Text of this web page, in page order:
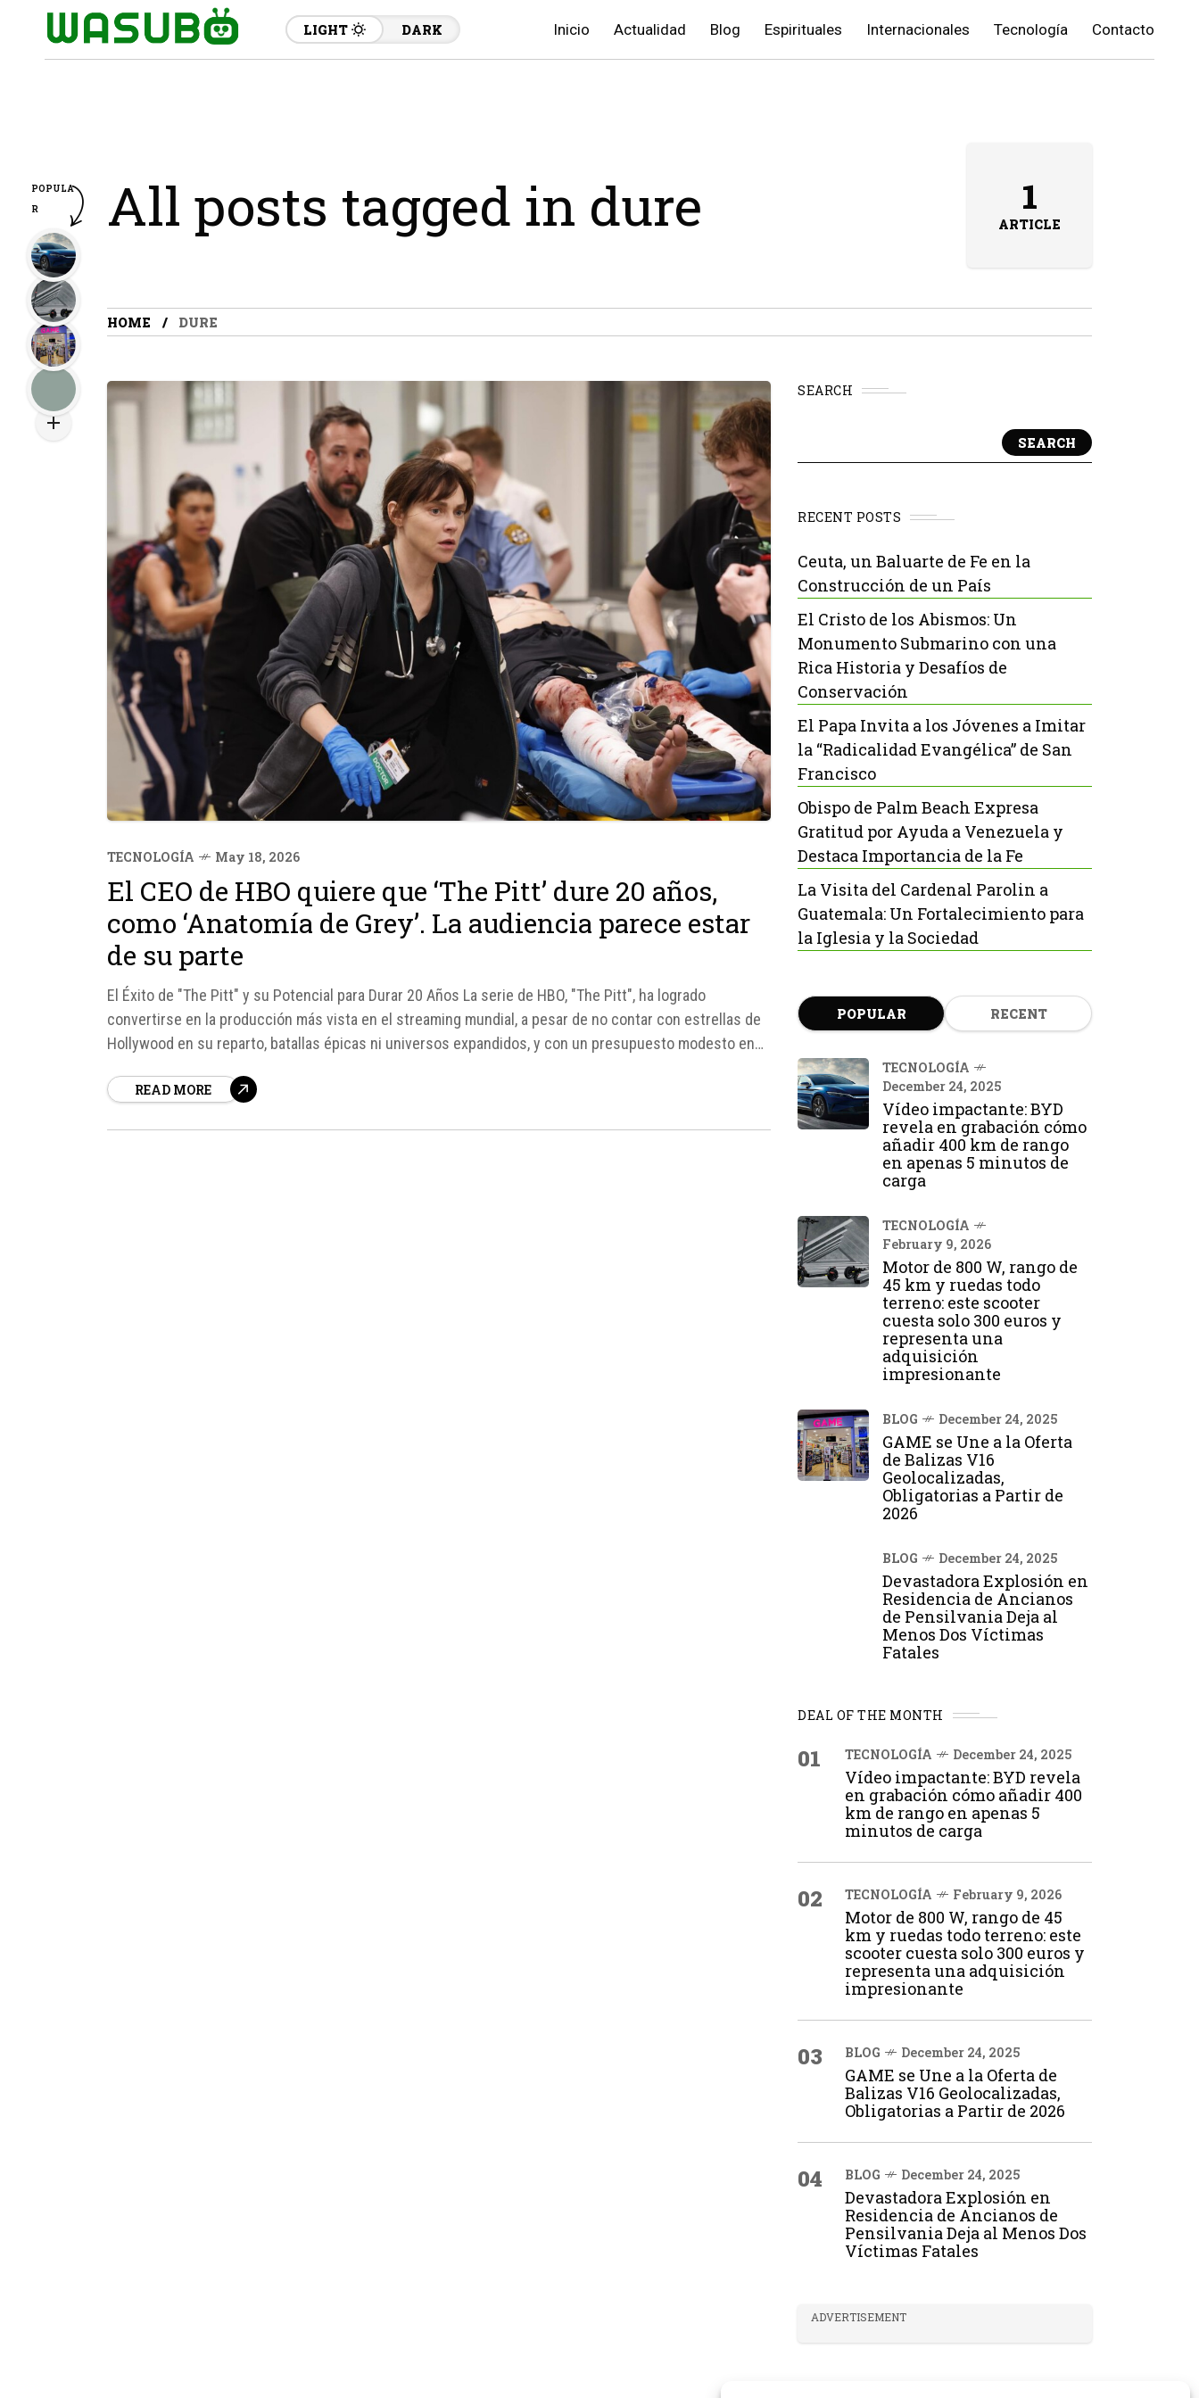
LIGHT DARK Inicio Actualidad Blog Espirituales Internacionales Tecnología Contacto
All posts tagged in dure 1
ARTICLE
HOME DURE
TECNOLOGÍA May 18, 2026
El CEO de HBO quiere que ‘The Pitt’ dure 20 años,
como ‘Anatomía de Grey’. La audiencia parece estar
de su parte
El Éxito de "The Pitt" y su Potencial para Durar 20 Años La serie de HBO, "The Pitt", ha logrado
convertirse en la producción más vista en el streaming mundial, a pesar de no contar con estrellas de
Hollywood en su reparto, batallas épicas ni universos expandidos, y con un presupuesto modesto en
READ MORE
SEARCH
SEARCH
RECENT POSTS
Ceuta, un Baluarte de Fe en la
Construcción de un País
El Cristo de los Abismos: Un
Monumento Submarino con una
Rica Historia y Desafíos de
Conservación
El Papa Invita a los Jóvenes a Imitar
la “Radicalidad Evangélica” de San
Francisco
Obispo de Palm Beach Expresa
Gratitud por Ayuda a Venezuela y
Destaca Importancia de la Fe
La Visita del Cardenal Parolin a
Guatemala: Un Fortalecimiento para
la Iglesia y la Sociedad
POPULAR RECENT
TECNOLOGÍA
December 24, 2025
Vídeo impactante: BYD
revela en grabación cómo
añadir 400 km de rango
en apenas 5 minutos de
carga
TECNOLOGÍA
February 9, 2026
Motor de 800 W, rango de
45 km y ruedas todo
terreno: este scooter
cuesta solo 300 euros y
representa una
adquisición
impresionante
BLOG December 24, 2025
GAME se Une a la Oferta
de Balizas V16
Geolocalizadas,
Obligatorias a Partir de
2026
BLOG December 24, 2025
Devastadora Explosión en
Residencia de Ancianos
de Pensilvania Deja al
Menos Dos Víctimas
Fatales
DEAL OF THE MONTH
01 TECNOLOGÍA December 24, 2025
Vídeo impactante: BYD revela
en grabación cómo añadir 400
km de rango en apenas 5
minutos de carga
02 TECNOLOGÍA February 9, 2026
Motor de 800 W, rango de 45
km y ruedas todo terreno: este
scooter cuesta solo 300 euros y
representa una adquisición
impresionante
03 BLOG December 24, 2025
GAME se Une a la Oferta de
Balizas V16 Geolocalizadas,
Obligatorias a Partir de 2026
04 BLOG December 24, 2025
Devastadora Explosión en
Residencia de Ancianos de
Pensilvania Deja al Menos Dos
Víctimas Fatales
ADVERTISEMENT
POPULA
R